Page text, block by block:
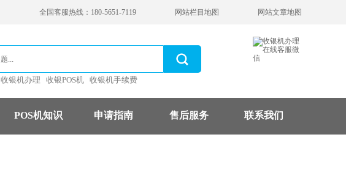
全国客服热线：180-5651-7119 网站栏目地图 网站文章地图
收银机办理 收银POS机 收银机手续费
POS机知识 申请指南 售后服务 联系我们